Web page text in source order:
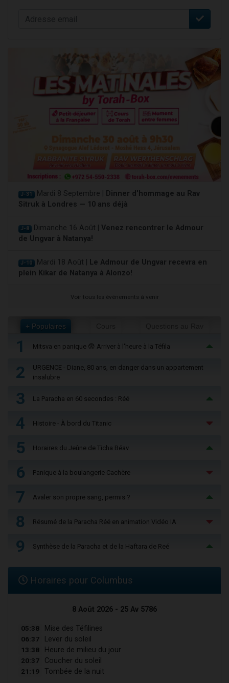
J-31 Mardi 8 Septembre |
Dinner d'hommage au Rav
Sitruk à Londres — 10 ans déjà
J-8 Dimanche 16 Août | Venez rencontrer le Admour
de Ungvar à Natanya!
J-10 Mardi 18 Août |
Le Admour de Ungvar recevra en
plein Kikar de Natanya à Alonzo!
Voir tous les événements à venir
+ Populaires
1 Mitsva en panique 😨 Arriver à l'heure à la Téfila
2
URGENCE - Diane, 80 ans, en danger dans un appartement
insalubre
3 La Paracha en 60 secondes : Réé
4 Histoire - À bord du Titanic
5 Horaires du Jeûne de Ticha Béav
6 Panique à la boulangerie Cachère
7 Avaler son propre sang, permis ?
8 Résumé de la Paracha Réé en animation Vidéo IA
9 Synthèse de la Paracha et de la Haftara de Reé
Horaires pour Columbus
8 Août 2026 - 25 Av 5786
05:38 Mise des Téfilines
06:37 Lever du soleil
13:38 Heure de milieu du jour
20:37 Coucher du soleil
21:19 Tombée de la nuit